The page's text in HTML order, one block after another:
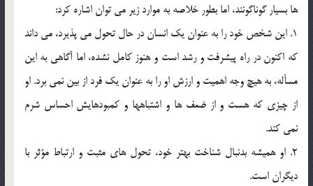
ها بسيار گوناگونند، اما بطور خلاصه به موارد زير مي توان اشاره كرد:
1. اين شخص خود را به عنوان يك انسان در حال تحول مي پذيرد، مي داند
كه اكنون در راه پيشرفت و رشد است و هنوز كامل نشده، اما آگاهي به اين
مسأله، به هيچ وجه اهميت و ارزش او را به عنوان يك فرد از بين نمي برد. او
از چيزي كه هست و از ضعف ها و اشتباهها و كمبودهايش احساس شرم
نمي كند.
2. او هميشه بدنبال شناخت بهتر خود، تحول هاي مثبت و ارتباط مؤثر با
ديگران است.